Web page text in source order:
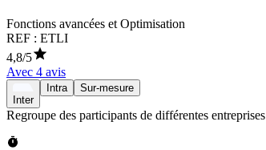
Fonctions avancées et Optimisation
REF : ETLI
4,8/5
Avec 4 avis
Inter
Intra Sur-mesure
Regroupe des participants de différentes